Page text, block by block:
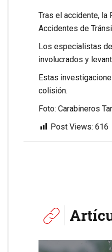
Tras el accidente,
Accidentes de
Los especialistas
involucrados y
Estas
colisión.
Foto: Carabineros
Post Views: 616